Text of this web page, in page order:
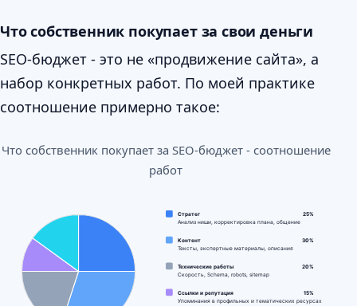
Что собственник покупает за свои деньги
SEO-бюджет - это не «продвижение сайта», а
набор конкретных работ. По моей практике
соотношение примерно такое:
Что собственник покупает за SEO-бюджет - соотношение
работ
Стратег
25%
Анализ ниши, корректировка плана, общение
Контент 30%
Тексты, экспертные материалы, описания
Технические работы
20%
Скорость, Schema, robots, sitemap
Ссылки и репутация
15%
Упоминания в профильных и тематических ресурсах